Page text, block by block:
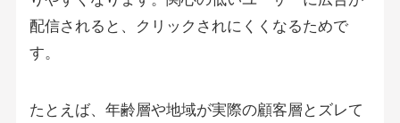
配信されると、クリックされにくくなるためで
す。
たとえば、年齢層や地域が実際の顧客層とズレて